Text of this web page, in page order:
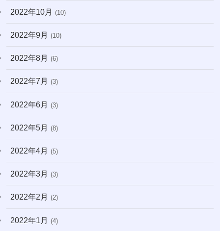
2022年10月 (10)
2022年9月 (10)
2022年8月 (6)
2022年7月 (3)
2022年6月 (3)
2022年5月 (8)
2022年4月 (5)
2022年3月 (3)
2022年2月 (2)
2022年1月 (4)